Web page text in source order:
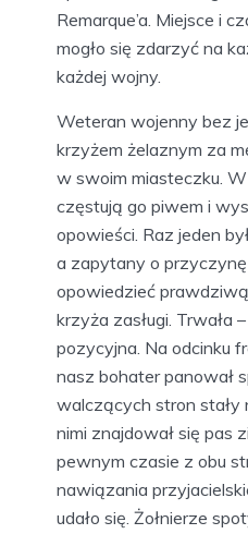
Remarque’a. Miejsce i
mogło się zdarzyć na
każdej wojny.
Weteran wojenny bez
krzyżem żelaznym za
w swoim miasteczku.
częstują go piwem i
opowieści. Raz jeden
a zapytany o
opowiedzieć
krzyża zasługi. Trwała
pozycyjna. Na odcinku
nasz bohater panował
walczących stron stały
nimi znajdował się pas
pewnym czasie z obu
nawiązania
udało się. Żołnierze